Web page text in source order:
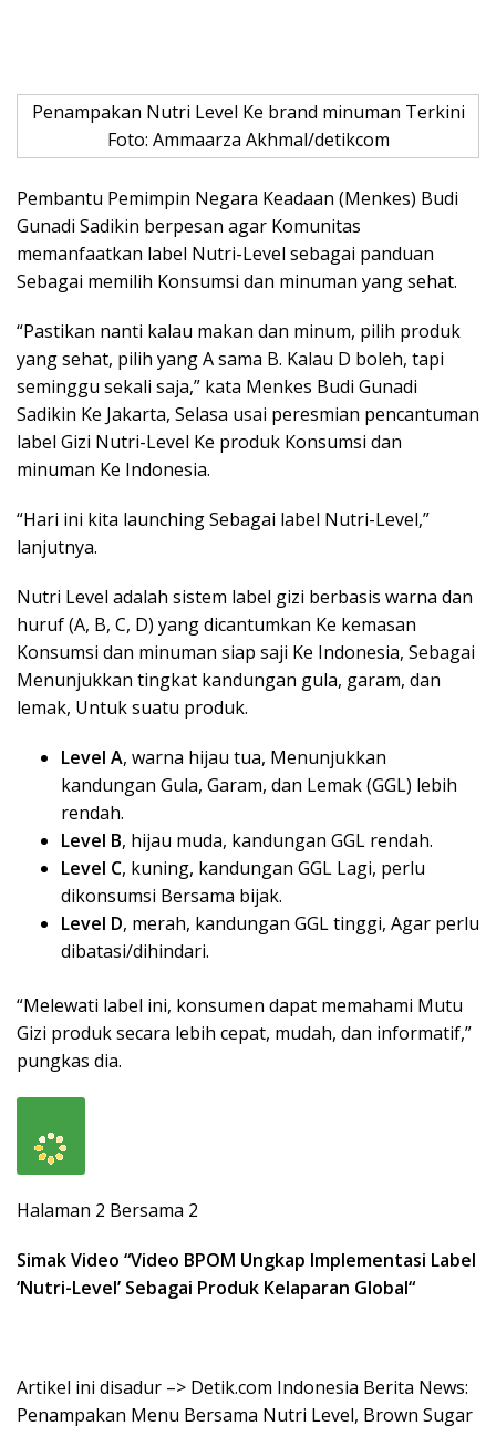
Penampakan Nutri Level Ke brand minuman Terkini
Foto: Ammaarza Akhmal/detikcom
Pembantu Pemimpin Negara Keadaan (Menkes) Budi
Gunadi Sadikin berpesan agar Komunitas
memanfaatkan label Nutri-Level sebagai panduan
Sebagai memilih Konsumsi dan minuman yang sehat.
“Pastikan nanti kalau makan dan minum, pilih produk
yang sehat, pilih yang A sama B. Kalau D boleh, tapi
seminggu sekali saja,” kata Menkes Budi Gunadi
Sadikin Ke Jakarta, Selasa usai peresmian pencantuman
label Gizi Nutri-Level Ke produk Konsumsi dan
minuman Ke Indonesia.
“Hari ini kita launching Sebagai label Nutri-Level,”
lanjutnya.
Nutri Level adalah sistem label gizi berbasis warna dan
huruf (A, B, C, D) yang dicantumkan Ke kemasan
Konsumsi dan minuman siap saji Ke Indonesia, Sebagai
Menunjukkan tingkat kandungan gula, garam, dan
lemak, Untuk suatu produk.
Level A, warna hijau tua, Menunjukkan
kandungan Gula, Garam, dan Lemak (GGL) lebih
rendah.
Level B, hijau muda, kandungan GGL rendah.
Level C, kuning, kandungan GGL Lagi, perlu
dikonsumsi Bersama bijak.
Level D, merah, kandungan GGL tinggi, Agar perlu
dibatasi/dihindari.
“Melewati label ini, konsumen dapat memahami Mutu
Gizi produk secara lebih cepat, mudah, dan informatif,”
pungkas dia.
Halaman 2 Bersama 2
Simak Video “Video BPOM Ungkap Implementasi Label
‘Nutri-Level’ Sebagai Produk Kelaparan Global“
Artikel ini disadur –> Detik.com Indonesia Berita News:
Penampakan Menu Bersama Nutri Level, Brown Sugar